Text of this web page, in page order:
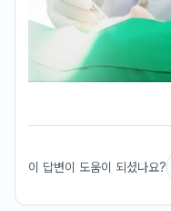
이 답변이 도움이 되셨나요?